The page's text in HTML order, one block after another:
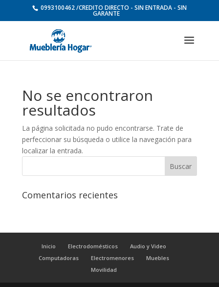
0993100462 /CREDITO DIRECTO - SIN ENTRADA - SIN
GARANTE
No se encontraron
resultados
La página solicitada no pudo encontrarse. Trate de
perfeccionar su búsqueda o utilice la navegación para
localizar la entrada.
Comentarios recientes
Inicio Electrodomésticos
Audio y Video
Computadoras
Electromenores
Muebles
Movilidad